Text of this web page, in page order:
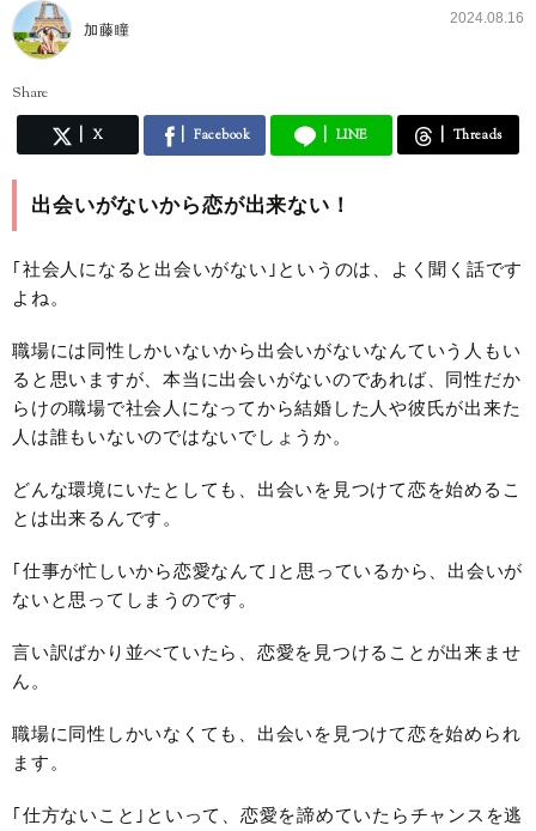
加藤瞳
2024.08.16
Share
X Facebook LINE Threads
出会いがないから恋が出来ない！
｢社会人になると出会いがない｣というのは、よく聞く話です
よね。
職場には同性しかいないから出会いがないなんていう人もい
ると思いますが、本当に出会いがないのであれば、同性だか
らけの職場で社会人になってから結婚した人や彼氏が出来た
人は誰もいないのではないでしょうか。
どんな環境にいたとしても、出会いを見つけて恋を始めるこ
とは出来るんです。
｢仕事が忙しいから恋愛なんて｣と思っているから、出会いが
ないと思ってしまうのです。
言い訳ばかり並べていたら、恋愛を見つけることが出来ませ
ん。
職場に同性しかいなくても、出会いを見つけて恋を始められ
ます。
｢仕方ないこと｣といって、恋愛を諦めていたらチャンスを逃